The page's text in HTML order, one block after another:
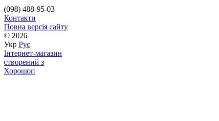
(098) 488-95-03
Контакти
Повна версія сайту
© 2026
Укр Рус
Інтернет-магазин
створений з
Хорошоп